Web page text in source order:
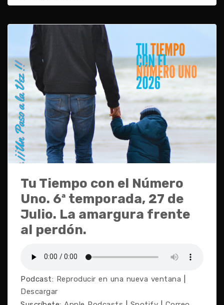
Tu Tiempo con el Número
Uno. 6ª temporada, 27 de
Julio. La amargura frente
al perdón.
Podcast: Reproducir en una nueva ventana
Descargar